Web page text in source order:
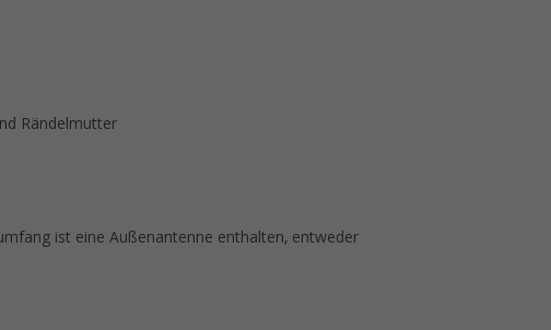
Rändelmutter
ist eine Außenantenne enthalten, entweder